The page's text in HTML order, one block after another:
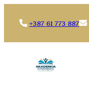
+387 61 773 887